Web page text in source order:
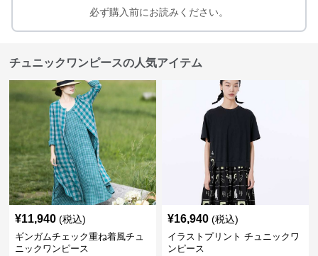
必ず購入前にお読みください。
チュニックワンピースの人気アイテム
¥11,940 (税込)
ギンガムチェック重ね着風チュ
ニックワンピース
¥16,940 (税込)
イラストプリント チュニックワ
ンピース